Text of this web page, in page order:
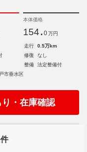
本体価格
154. 0 万円
走行
0.5万km
修復
なし
整備
法定整備付
市垂水区
り・在庫確認